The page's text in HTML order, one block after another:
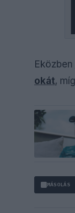
Eközben
okát, míg
MÁSOLÁS